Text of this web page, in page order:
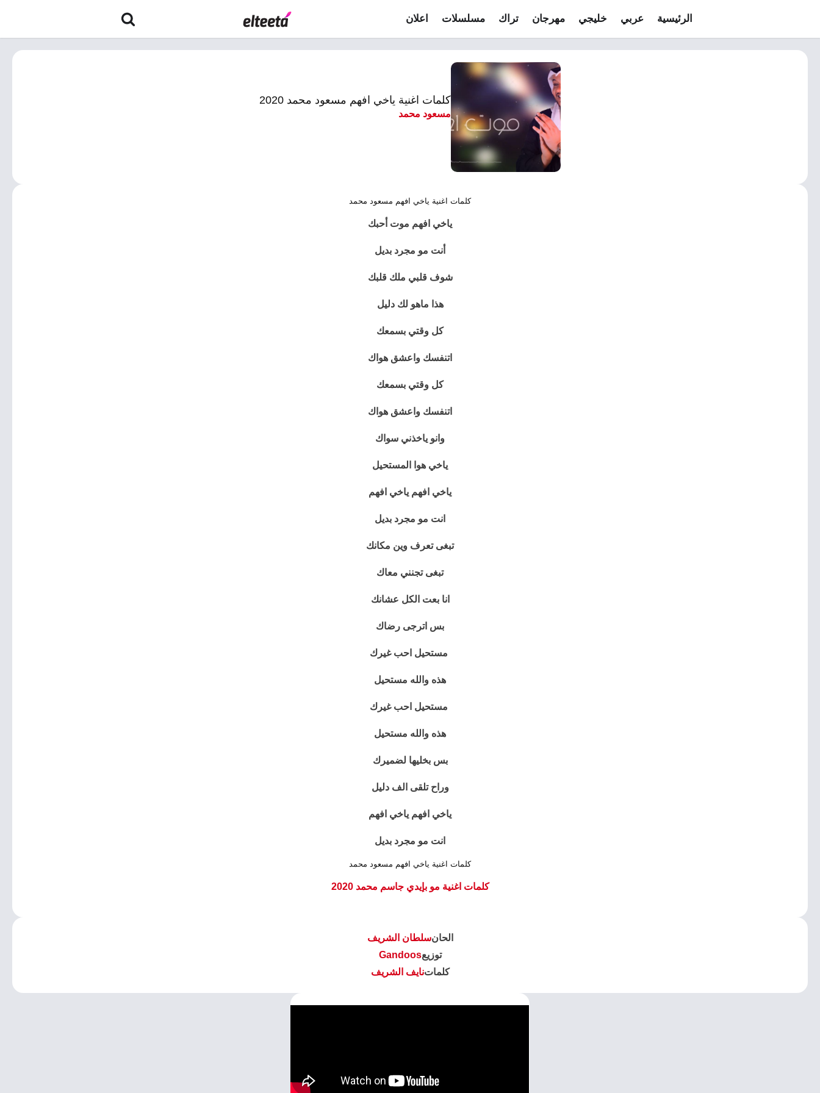
الرئيسية عربي خليجي مهرجان تراك مسلسلات اعلان
كلمات اغنية ياخي افهم مسعود محمد 2020
مسعود محمد
كلمات اغنية ياخي افهم مسعود محمد
ياخي افهم موت أحبك
أنت مو مجرد بديل
شوف قلبي ملك قلبك
هذا ماهو لك دليل
كل وقتي بسمعك
اتنفسك واعشق هواك
كل وقتي بسمعك
اتنفسك واعشق هواك
وانو ياخذني سواك
ياخي هوا المستحيل
ياخي افهم ياخي افهم
انت مو مجرد بديل
تبغى تعرف وين مكانك
تبغى تجنني معاك
انا بعت الكل عشانك
بس اترجى رضاك
مستحيل احب غيرك
هذه والله مستحيل
مستحيل احب غيرك
هذه والله مستحيل
بس بخليها لضميرك
وراح تلقى الف دليل
ياخي افهم ياخي افهم
انت مو مجرد بديل
كلمات اغنية ياخي افهم مسعود محمد
كلمات اغنية مو بإيدي جاسم محمد 2020
الحانسلطان الشريف
توزيعGandoos
كلماتنايف الشريف